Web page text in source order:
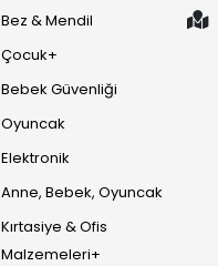
Bez & Mendil
Çocuk+
Bebek Güvenliği
Oyuncak
Elektronik
Anne, Bebek, Oyuncak
Kırtasiye & Ofis
Malzemeleri+